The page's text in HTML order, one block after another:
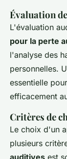
Évaluation
L'évaluation
pour la perte
l'analyse des
personnelles.
essentielle
efficacement
Critères de
Le choix d'un
plusieurs